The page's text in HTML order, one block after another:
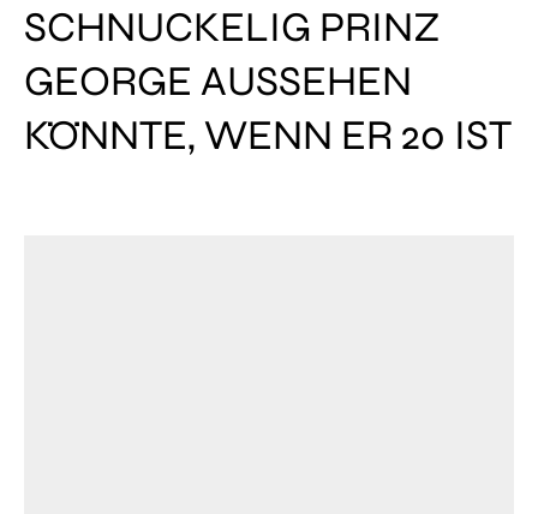
SCHNUCKELIG PRINZ
GEORGE AUSSEHEN
KÖNNTE, WENN ER 20 IST